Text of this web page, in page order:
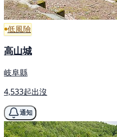
低風險
高山城
岐阜縣
4,533起出沒
通知